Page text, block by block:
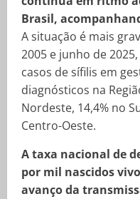
Brasil,
A situação é mais
2005 e junho de
casos de sífilis em
diagnósticos na
Nordeste, 14,4% no
Centro-Oeste.
A taxa nacional de
por mil nascidos
avanço da